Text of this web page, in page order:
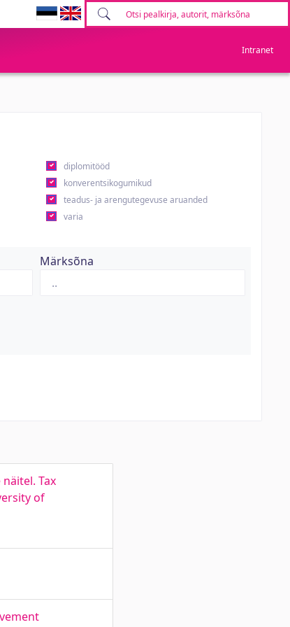
Intranet
diplomitööd
konverentsikogumikud
teadus- ja arengutegevuse aruanded
varia
Märksõna
Tax
of